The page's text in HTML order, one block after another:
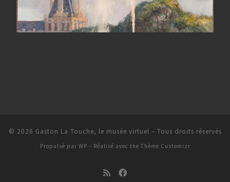
© 2026 Gaston La Touche, le musée virtuel – Tous droits réservés
Propulsé par WP – Réalisé avec the Thème Customizr